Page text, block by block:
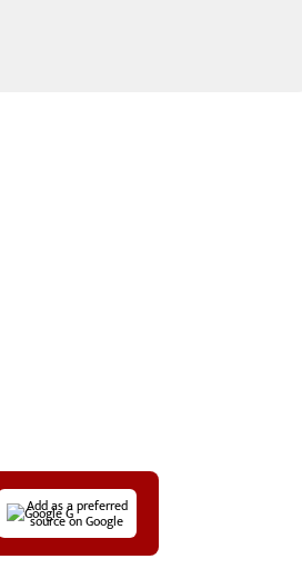
Add as a preferred
source on Google